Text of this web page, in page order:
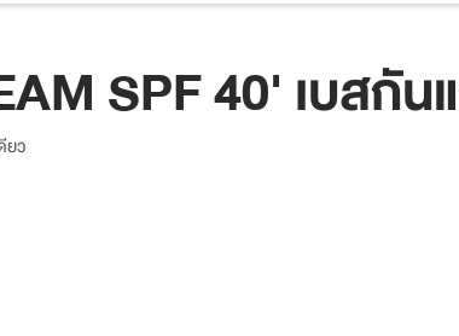
SPF 40' เบสกั
ยว